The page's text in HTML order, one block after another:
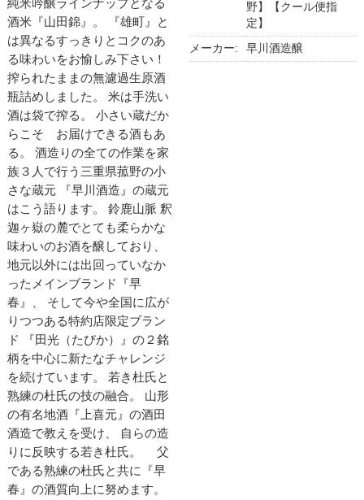
純米吟醸ラインナップとなる
酒米『山田錦』。 『雄町』と
は異なるすっきりとコクのあ
る味わいをお愉しみ下さい！
搾られたままの無濾過生原酒
瓶詰めしました。 米は手洗い
酒は袋で搾る。 小さい蔵だか
らこそ お届けできる酒もあ
る。 酒造りの全ての作業を家
族３人で行う三重県菰野の小
さな蔵元 『早川酒造』の蔵元
はこう語ります。 鈴鹿山脈 釈
迦ヶ嶽の麓でとても柔らかな
味わいのお酒を醸しており、
地元以外には出回っていなか
ったメインブランド『早
春』、 そして今や全国に広が
りつつある特約店限定ブラン
ド 『田光（たびか）』の２銘
柄を中心に新たなチャレンジ
を続けています。 若き杜氏と
熟練の杜氏の技の融合。 山形
の有名地酒『上喜元』の酒田
酒造で教えを受け、 自らの造
りに反映する若き杜氏。 父
である熟練の杜氏と共に『早
春』の酒質向上に努めます。
野】【クール便指
定】
メーカー: 早川酒造醸